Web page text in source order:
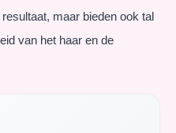
maar bieden ook tal
van het haar en de